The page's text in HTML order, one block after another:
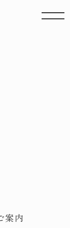
案内